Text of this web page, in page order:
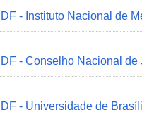
DF - Instituto Nacional de
DF - Conselho Nacional de
DF - Universidade de